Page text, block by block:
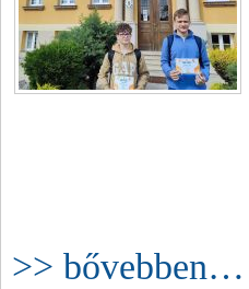
>> bővebben…